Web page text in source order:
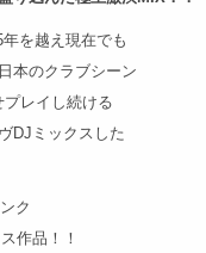
を越え現在でも
本のクラブシーン
レイし続ける
DJミックスした
ク
作品！！